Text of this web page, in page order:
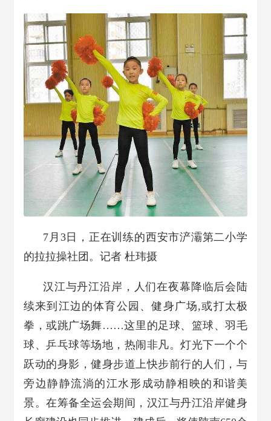
7月3日，正在训练的西安市浐灞第二小学
的拉拉操社团。记者 杜玮摄
汉江与丹江沿岸，人们在夜幕降临后会陆
续来到江边的体育公园、健身广场,或打太极
拳，或跳广场舞……这里的足球、篮球、羽毛
球、乒乓球等场地，热闹非凡。灯光下一个个
跃动的身影，健身步道上快步前行的人们，与
旁边静静流淌的江水形成动静相映的和谐美
景。在筹备全运会期间，汉江与丹江沿岸健身